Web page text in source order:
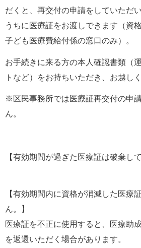
だくと、再交付の申請をしていただ
うちに医療証をお渡しできます（資
子ども医療費給付係の窓口のみ）。
お手続きに来る方の本人確認書類（
トなど）をお持ちいただき、お越し
※区民事務所では医療証再交付の申
ん。
【有効期間が過ぎた医療証は破棄し
【有効期間内に資格が消滅した医療
ん。】
医療証を不正に使用すると、医療助
を返還いただく場合があります。